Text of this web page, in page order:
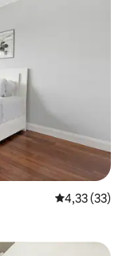
4,33 de uma
4,33 (33)